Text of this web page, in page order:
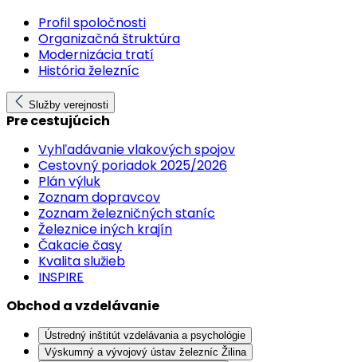
Profil spoločnosti
Organizačná štruktúra
Modernizácia tratí
História železníc
Služby verejnosti
Pre cestujúcich
Vyhľadávanie vlakových spojov
Cestovný poriadok 2025/2026
Plán výluk
Zoznam dopravcov
Zoznam železničných staníc
Železnice iných krajín
Čakacie časy
Kvalita služieb
INSPIRE
Obchod a vzdelávanie
Ústredný inštitút vzdelávania a psychológie
Výskumný a vývojový ústav železníc Žilina